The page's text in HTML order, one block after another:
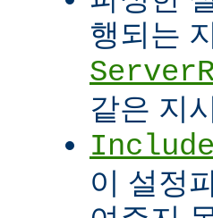
행되는
같은 지
Include
이 설정